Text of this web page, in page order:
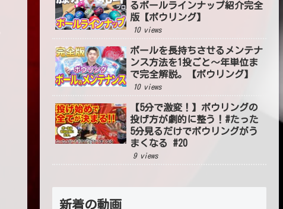
るボールラインナップ紹介完全
版【ボウリング】
10 views
ボールを長持ちさせるメンテナ
ンス方法を1投ごと〜年単位ま
で完全解説。【ボウリング】
10 views
【5分で激変！】ボウリングの
投げ方が劇的に整う！#たった
5分見るだけでボウリングがう
まくなる #20
9 views
新着の動画